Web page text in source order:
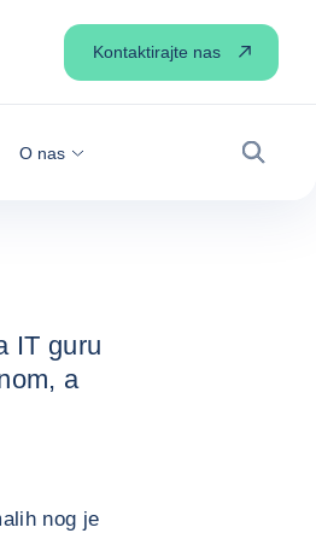
O nas
Iskanje
Kontaktirajte nas
IT guru
a
nog je